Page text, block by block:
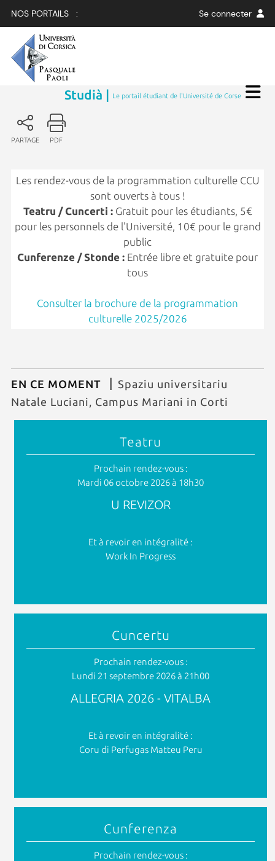
NOS PORTAILS : Se connecter
Studià | Le portail étudiant de l'Université de Corse
PARTAGE PDF
Les rendez-vous de la programmation culturelle CCU
sont ouverts à tous !
Teatru / Cuncerti :Gratuit pour les étudiants, 5€
pour les personnels de l'Université, 10€ pour le grand
public
Cunferenze / Stonde : Entrée libre et gratuite pour
tous
Consulter la brochure de la programmation
culturelle 2025/2026
EN CE MOMENT
Spaziu universitariu
Natale Luciani, Campus Mariani in Corti
Teatru
Prochain rendez-vous :
Mardi 06 octobre 2026 à 18h30
U REVIZOR
Et à revoir en intégralité :
Work In Progress
Cuncertu
Prochain rendez-vous :
Lundi 21 septembre 2026 à 21h00
ALLEGRIA 2026 - VITALBA
Et à revoir en intégralité :
Coru di Perfugas Matteu Peru
Cunferenza
Prochain rendez-vous :